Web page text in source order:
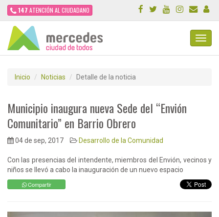
147 ATENCIÓN AL CIUDADANO
Inicio Noticias Detalle de la noticia
Municipio inaugura nueva Sede del “Envión
Comunitario” en Barrio Obrero
04 de sep, 2017 Desarrollo de la Comunidad
Con las presencias del intendente, miembros del Envión, vecinos y
niños se llevó a cabo la inauguración de un nuevo espacio
Compartir